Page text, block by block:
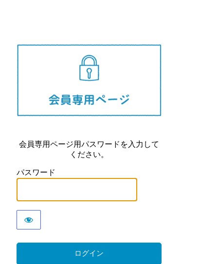
会員専用ページ用パスワードを入力して
ください。
パスワード